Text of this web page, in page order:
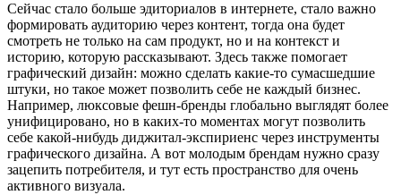
Сейчас стало больше эдиториалов в интернете, стало важно
формировать аудиторию через контент, тогда она будет
смотреть не только на сам продукт, но и на контекст и
историю, которую рассказывают. Здесь также помогает
графический дизайн: можно сделать какие-то сумасшедшие
штуки, но такое может позволить себе не каждый бизнес.
Например, люксовые фешн-бренды глобально выглядят более
унифицировано, но в каких-то моментах могут позволить
себе какой-нибудь диджитал-экспириенс через инструменты
графического дизайна. А вот молодым брендам нужно сразу
зацепить потребителя, и тут есть пространство для очень
активного визуала.